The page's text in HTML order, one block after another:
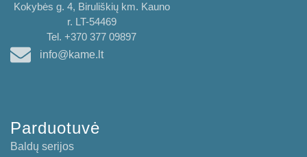
Kokybės g. 4, Biruliškių km. Kauno
r. LT-54469
Tel. +370 377 09897
info@kame.lt
Parduotuvė
Baldų serijos